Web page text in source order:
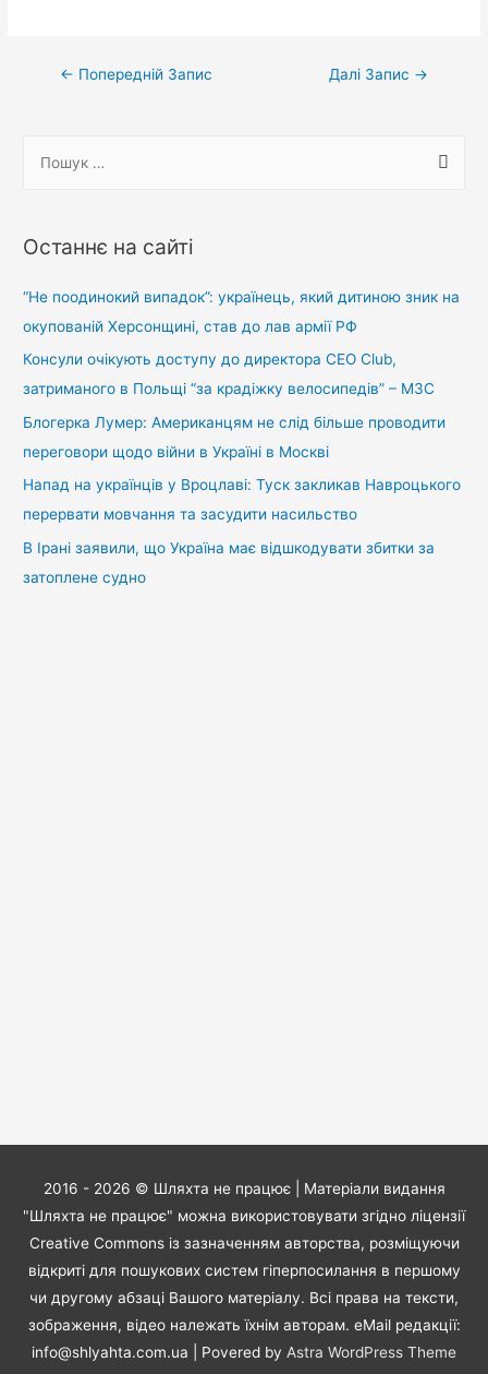
Навігація
← Попередній Запис Далі Запис →
у
:
Останнє на сайті
“Не поодинокий випадок”: українець, який дитиною зник на
окупованій Херсонщині, став до лав армії РФ
Консули очікують доступу до директора CEO Club,
затриманого в Польщі “за крадіжку велосипедів” – МЗС
Блогерка Лумер: Американцям не слід більше проводити
переговори щодо війни в Україні в Москві
Напад на українців у Вроцлаві: Туск закликав Навроцького
перервати мовчання та засудити насильство
В Ірані заявили, що Україна має відшкодувати збитки за
затоплене судно
2016 - 2026 © Шляхта не працює| Матеріали видання
"Шляхта не працює" можна використовувати згідно ліцензії
Creative Commons із зазначенням авторства, розміщуючи
відкриті для пошукових систем гіперпосилання в першому
чи другому абзаці Вашого матеріалу. Всі права на тексти,
зображення, відео належать їхнім авторам. eMail редакції:
info@shlyahta.com.ua | Povered by Astra WordPress Theme